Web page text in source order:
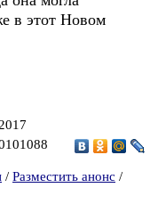
в этот Новом
/ Разместить анонс /